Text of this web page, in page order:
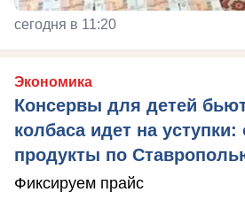
сегодня в 11:20
Экономика
Консервы для детей
колбаса идет на уступки:
продукты по
Фиксируем прайс